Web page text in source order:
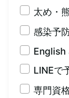
太め・
感染予
LINEで
専門資